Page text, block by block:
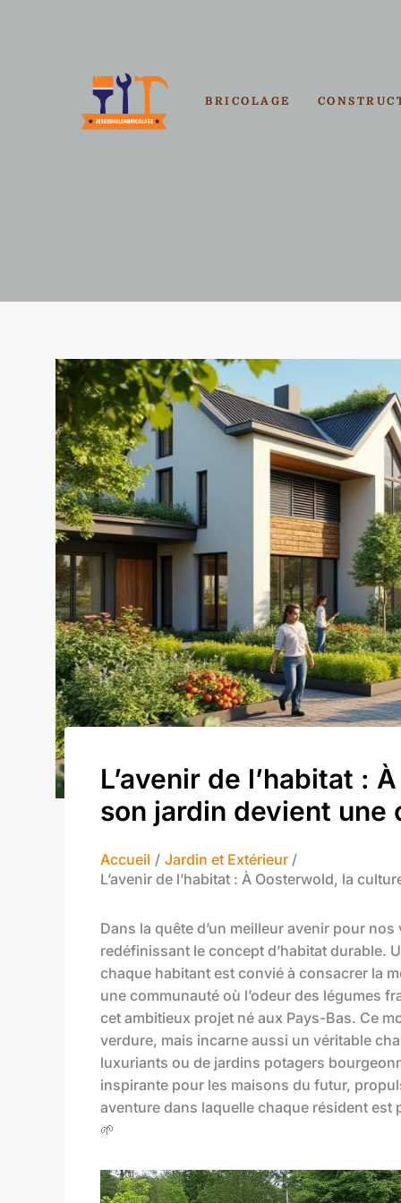
BRICOLAGE
L’avenir de l’habitat :
son jardin devient une
Accueil
Jardin et Extérieur
L’avenir de l’habitat : À Oosterwold, la
Dans la quête d’un meilleur avenir pour
redéfinissant le concept d’habitat durable.
chaque habitant est convié à consacrer la
une communauté où l’odeur des légumes
cet ambitieux projet né aux Pays-Bas. Ce
verdure, mais incarne aussi un véritable
luxuriants ou de jardins potagers
inspirante pour les maisons du futur,
aventure dans laquelle chaque résident est
🌱